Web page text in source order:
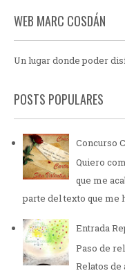
WEB MARC COSDÁN
Un lugar donde poder
POSTS POPULARES
Concurso
Quiero
que me
parte del texto que
Entrada
Paso de
Relatos de